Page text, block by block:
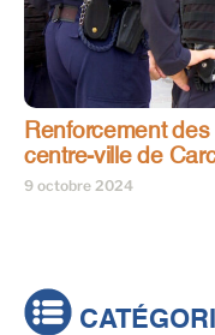
Renforcement
centre-ville de
9 octobre 2024